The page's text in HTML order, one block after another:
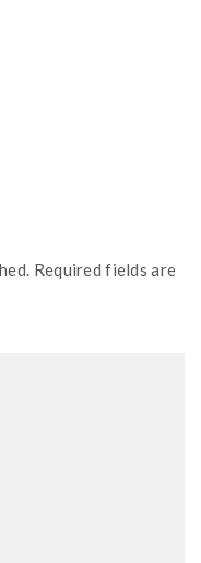
Required fields are